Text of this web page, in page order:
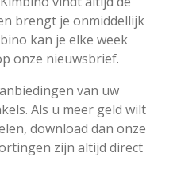
brengt je onmiddellijk
kan je elke week
onze nieuwsbrief.
van uw
Als u meer geld wilt
download dan onze
zijn altijd direct